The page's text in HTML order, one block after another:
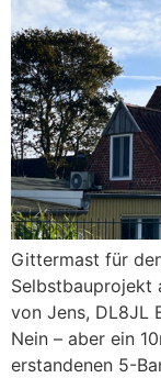
Gittermast für
Selbstbauprojekt
von Jens, DL8JL
Nein – aber ein
erstandenen 5-